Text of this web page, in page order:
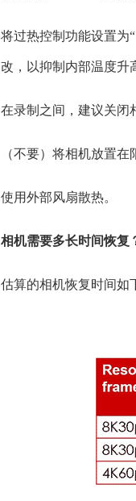
将过热控制功能设置为
改，以抑制内部温度升
在录制之间，建议关闭
（不要）将相机放置在
使用外部风扇散热。
相机需要多长时间恢复
估算的相机恢复时间如